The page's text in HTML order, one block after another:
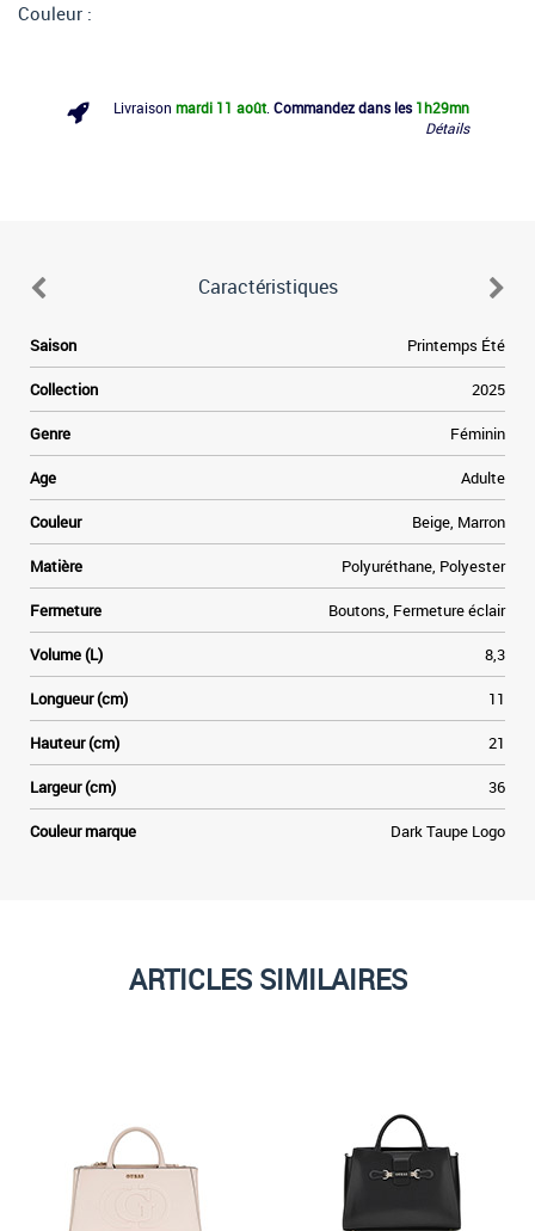
Couleur :
Livraison mardi 11 août. Commandez dans les 1h29mn
Détails
Caractéristiques
Saison Printemps Été
Collection 2025
Genre Féminin
Age Adulte
Couleur Beige, Marron
Matière Polyuréthane, Polyester
Fermeture Boutons, Fermeture éclair
Volume (L) 8,3
Longueur (cm) 11
Hauteur (cm) 21
Largeur (cm) 36
Couleur marque Dark Taupe Logo
ARTICLES SIMILAIRES